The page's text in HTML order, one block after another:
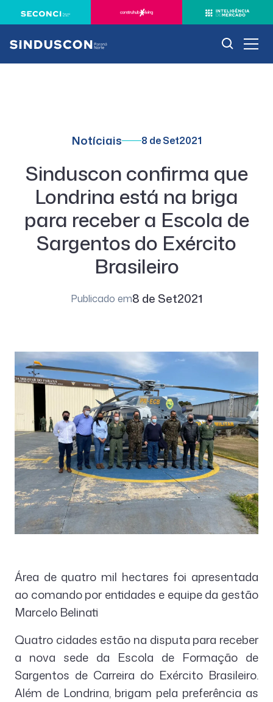
Notíciais 8 de Set2021
Sinduscon confirma que
Londrina está na briga
para receber a Escola de
Sargentos do Exército
Brasileiro
Publicado em8 de Set2021
Área de quatro mil hectares foi apresentada
ao comando por entidades e equipe da gestão
Marcelo Belinati
Quatro cidades estão na disputa para receber
a nova sede da Escola de Formação de
Sargentos de Carreira do Exército Brasileiro.
Além de Londrina, brigam pela preferência as